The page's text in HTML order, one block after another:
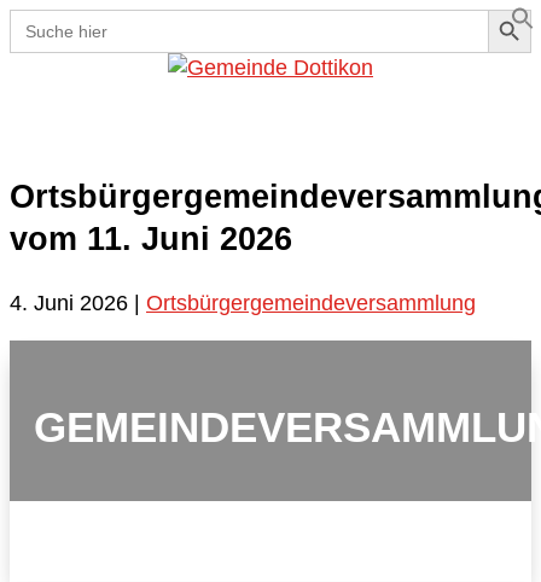
Search
for:
Search Button
vom 11. Juni 2026
4. Juni 2026 | Ortsbürgergemeindeversammlung